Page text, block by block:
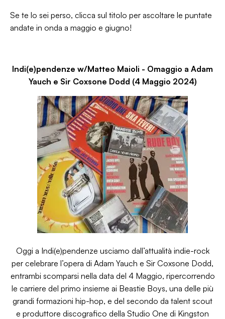
Se te lo sei perso, clicca sul titolo per ascoltare le puntate
andate in onda a maggio e giugno!
Indi(e)pendenze w/Matteo Maioli - Omaggio a Adam
Yauch e Sir Coxsone Dodd (4 Maggio 2024)
Oggi a Indi(e)pendenze usciamo dall’attualità indie-rock
per celebrare l’opera di Adam Yauch e Sir Coxsone Dodd,
entrambi scomparsi nella data del 4 Maggio, ripercorrendo
le carriere del primo insieme ai Beastie Boys, una delle più
grandi formazioni hip-hop, e del secondo da talent scout
e produttore discografico della Studio One di Kingston